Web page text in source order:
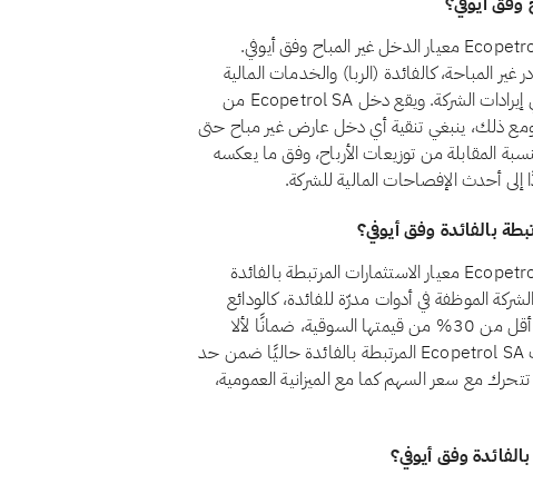
نعم، اعتبارًا من أغسطس 2026، يجتاز سهم Ecopetrol SA (EC) معيار الدخل غير المباح وفق أيوفي.
من المصادر غير المباحة، كالفائدة (الربا) والخدمات المالية
التقليدية والكحول والقمار والتبغ، أقل من 5% من إجمالي إيرادات الشركة. ويقع دخل Ecopetrol SA من
ضمن حد الـ5% المسموح به. ومع ذلك، ينبغي تنقية أي دخل عارض غير مباح حتى
المقابلة من توزيعات الأرباح، وفق ما يعكسه
إلى أحدث الإفصاحات المالية للشركة.
نعم، اعتبارًا من أغسطس 2026، يجتاز سهم Ecopetrol SA (EC) معيار الاستثمارات المرتبطة بالفائدة
رقم 21 أن تظل أموال الشركة الموظفة في أدوات مدرّة للفائدة، كالودائع
التقليدية والسندات وأذون الخزانة وصناديق أسواق النقد، أقل من 30% من قيمتها السوقية، ضمانًا لألا
يتحقق للمساهمين ربح جوهري من الربا. وتقع استثمارات Ecopetrol SA المرتبطة بالفائدة حاليًا ضمن حد
تتحرك مع سعر السهم كما مع الميزانية العمومية،